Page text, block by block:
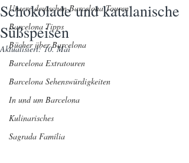
Unsere deutschen Barcelona Touren
Barcelona Tipps
Bücher über Barcelona
Barcelona Extratouren
Barcelona Sehenswürdigkeiten
In und um Barcelona
Kulinarisches
Sagrada Família
Schokolade und katalanische
Süßspeisen
Aktualisiert:10. Mai